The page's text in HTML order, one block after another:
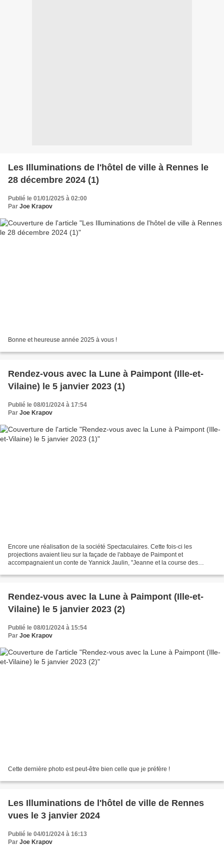
Les Illuminations de l'hôtel de ville à Rennes le
28 décembre 2024 (1)
Publié le 01/01/2025 à 02:00
Par Joe Krapov
Bonne et heureuse année 2025 à vous !
Rendez-vous avec la Lune à Paimpont (Ille-et-
Vilaine) le 5 janvier 2023 (1)
Publié le 08/01/2024 à 17:54
Par Joe Krapov
Encore une réalisation de la société Spectaculaires. Cette fois-ci les
projections avaient lieu sur la façade de l'abbaye de Paimpont et
accompagnaient un conte de Yannick Jaulin, "Jeanne et la course des
Rendez-vous avec la Lune à Paimpont (Ille-et-
Vilaine) le 5 janvier 2023 (2)
Publié le 08/01/2024 à 15:54
Par Joe Krapov
Cette dernière photo est peut-être bien celle que je préfère !
Les Illuminations de l'hôtel de ville de Rennes
vues le 3 janvier 2024
Publié le 04/01/2024 à 16:13
Par Joe Krapov